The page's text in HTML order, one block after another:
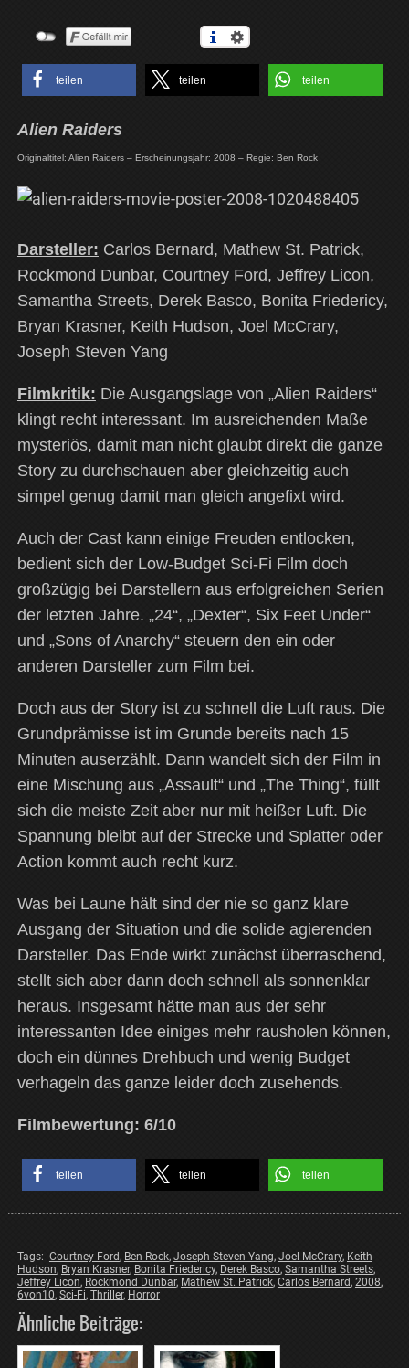
teilen teilen teilen
Alien Raiders
Originaltitel: Alien Raiders – Erscheinungsjahr: 2008 – Regie: Ben Rock
Darsteller: Carlos Bernard, Mathew St. Patrick,
Rockmond Dunbar, Courtney Ford, Jeffrey Licon,
Samantha Streets, Derek Basco, Bonita Friedericy,
Bryan Krasner, Keith Hudson, Joel McCrary,
Joseph Steven Yang
Filmkritik: Die Ausgangslage von „Alien Raiders“
klingt recht interessant. Im ausreichenden Maße
mysteriös, damit man nicht glaubt direkt die ganze
Story zu durchschauen aber gleichzeitig auch
simpel genug damit man gleich angefixt wird.
Auch der Cast kann einige Freuden entlocken,
bedient sich der Low-Budget Sci-Fi Film doch
großzügig bei Darstellern aus erfolgreichen Serien
der letzten Jahre. „24“, „Dexter“, Six Feet Under“
und „Sons of Anarchy“ steuern den ein oder
anderen Darsteller zum Film bei.
Doch aus der Story ist zu schnell die Luft raus. Die
Grundprämisse ist im Grunde bereits nach 15
Minuten auserzählt. Dann wandelt sich der Film in
eine Mischung aus „Assault“ und „The Thing“, füllt
sich die meiste Zeit aber nur mit heißer Luft. Die
Spannung bleibt auf der Strecke und Splatter oder
Action kommt auch recht kurz.
Was bei Laune hält sind der nie so ganz klare
Ausgang der Situation und die solide agierenden
Darsteller. Das Ende wirkt zunächst überraschend,
stellt sich aber dann doch schnell als sonnenklar
heraus. Insgesamt hätte man aus der sehr
interessanten Idee einiges mehr rausholen können,
doch ein dünnes Drehbuch und wenig Budget
verhageln das ganze leider doch zusehends.
Filmbewertung: 6/10
teilen teilen teilen
Tags: Courtney Ford, Ben Rock, Joseph Steven Yang, Joel McCrary, Keith
Hudson, Bryan Krasner, Bonita Friedericy, Derek Basco, Samantha Streets,
Jeffrey Licon, Rockmond Dunbar, Mathew St. Patrick, Carlos Bernard, 2008,
6von10, Sci-Fi, Thriller, Horror
Ähnliche Beiträge: